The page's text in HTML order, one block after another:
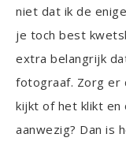
niet dat ik de
je toch best
extra belangrijk
fotograaf. Zorg er
kijkt of het klikt en
aanwezig? Dan is